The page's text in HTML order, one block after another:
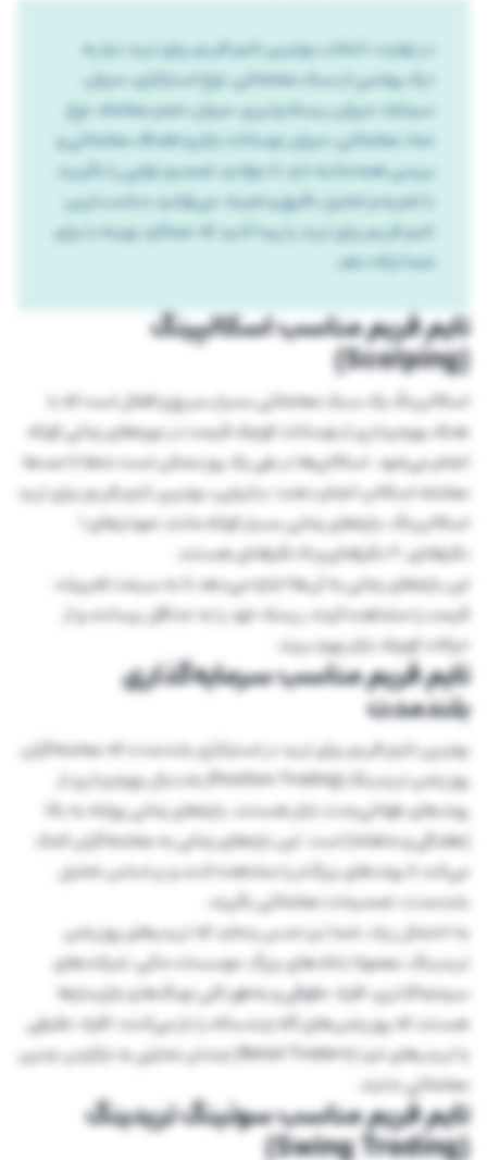
در نهایت، انتخاب بهترین تایم فریم برای ترید نیاز به
درک روشنی از سبک معاملاتی، نوع استراتژی، میزان
سرمایه، میزان ریسک‌پذیری، میزان حجم معامله، نوع
نماد معاملاتی، میزان نوسانات بازار و اهداف معاملاتی و
بررسی همه‌جانبه دارد تا بتوانید تصمیم نهایی را بگیرید.
با تجزیه و تحلیل دقیق و تجربه، می‌توانید مناسب‌ترین
تایم فریم برای ترید را پیدا کنید که عملکرد بهینه را برای
شما ارائه دهد.
تایم فریم مناسب اسکالپینگ
(Scalping)
اسکالپینگ یک سبک معاملاتی بسیار سریع و فعال است که با
هدف بهره‌برداری از نوسانات کوچک قیمت در دوره‌های زمانی کوتاه
انجام می‌شود. اسکالپرها در طی یک روز ممکن است ده‌ها تا صدها
معامله اسکالپ انجام دهند؛ بنابراین، بهترین تایم فریم برای ترید
دقیقه‌ای، ۲ دقیقه‌ای و ۵ دقیقه‌ای هستند.
این بازه‌های زمانی به آن‌ها اجازه می‌دهد تا به سرعت تغییرات
قیمت را مشاهده کرده، ریسک خود را به حداقل برسانند و از
حرکات کوچک بازار بهره ببرند.
تایم فریم مناسب سرمایه‌گذاری
بلندمدت
بهترین تایم فریم برای ترید در استراتژی بلندمدت که معامله‌گران
پوزیشن تریدینگ (Position Trading) به‌دنبال بهره‌برداری از
روندهای طولانی‌مدت بازار هستند، بازه‌های زمانی روزانه به بالا
(هفتگی و ماهانه) است. این بازه‌های زمانی به معامله‌گران کمک
می‌کند تا روندهای بزرگ‌تر را مشاهده کنند و بر اساس تحلیل
بلندمدت، تصمیمات معاملاتی بگیرند.
به احتمال زیاد، شما نیز حدس زده‌اید که تریدرهای پوزیشن
تریدینگ، معمولا بانک‌های بزرگ، موسسات مالی، شرکت‌های
سرمایه‌گذاری، افراد حقوقی و به‌طور کلی نهنگ‌ها و بازارسازها
هستند که پوزیشن‌های گاه چندساله را باز می‌کنند؛ افراد حقیقی
یا تریدرهای خرد (Retail Traders) چندان تمایلی به بازکردن چنین
معاملاتی ندارند.
تایم فریم مناسب سوئینگ تریدینگ
(Swing Trading)